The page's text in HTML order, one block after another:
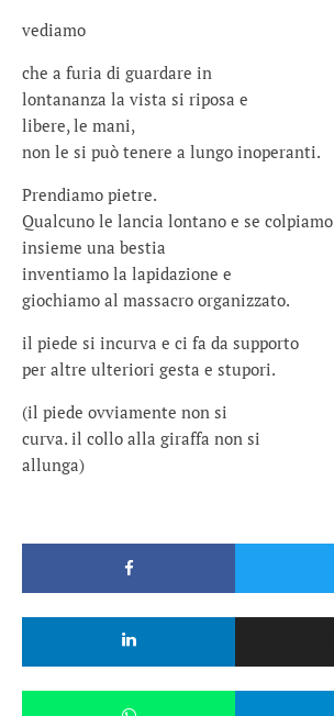
vediamo
che a furia di guardare in
lontananza la vista si riposa e
libere, le mani,
non le si può tenere a lungo inoperanti.
Prendiamo pietre.
Qualcuno le lancia lontano e se colpiamo
insieme una bestia
inventiamo la lapidazione e
giochiamo al massacro organizzato.
il piede si incurva e ci fa da supporto
per altre ulteriori gesta e stupori.
(il piede ovviamente non si
curva. il collo alla giraffa non si
allunga)